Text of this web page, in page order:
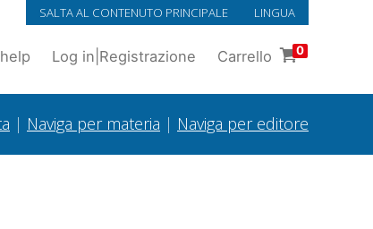
SALTA AL CONTENUTO PRINCIPALE LINGUA
help Log in Registrazione Carrello 0
| Naviga per materia | Naviga per editore